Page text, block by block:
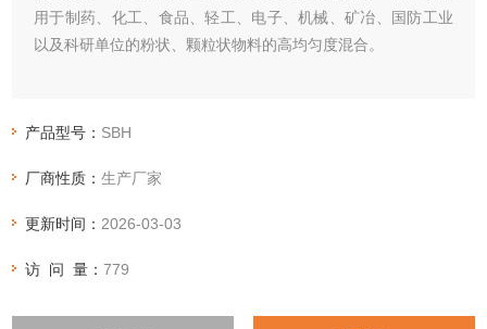
用于制药、化工、食品、轻工、电子、机械、矿冶、国防工业
以及科研单位的粉状、颗粒状物料的高均匀度混合。
产品型号： SBH
厂商性质：生产厂家
更新时间： 2026-03-03
访 问 量：779